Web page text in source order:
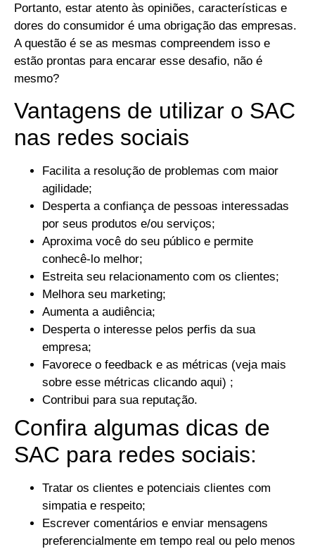
Portanto, estar atento às opiniões, características e
dores do consumidor é uma obrigação das empresas.
A questão é se as mesmas compreendem isso e
estão prontas para encarar esse desafio, não é
mesmo?
Vantagens de utilizar o SAC
nas redes sociais
Facilita a resolução de problemas com maior
agilidade;
Desperta a confiança de pessoas interessadas
por seus produtos e/ou serviços;
Aproxima você do seu público e permite
conhecê-lo melhor;
Estreita seu relacionamento com os clientes;
Melhora seu marketing;
Aumenta a audiência;
Desperta o interesse pelos perfis da sua
empresa;
Favorece o feedback e as métricas (veja mais
sobre esse métricas clicando aqui) ;
Contribui para sua reputação.
Confira algumas dicas de
SAC para redes sociais:
Tratar os clientes e potenciais clientes com
simpatia e respeito;
Escrever comentários e enviar mensagens
preferencialmente em tempo real ou pelo menos